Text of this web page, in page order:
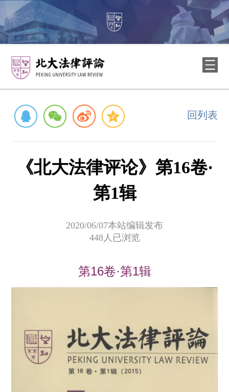
回列表
《北大法律评论》第16卷·
第1辑
2020/06/07本站编辑发布
448人已浏览
第16卷·第1辑